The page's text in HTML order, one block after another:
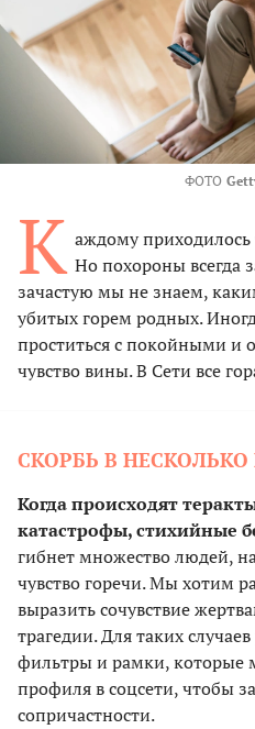
ФОТО
К аждому
Но похороны всегда
зачастую мы не знаем,
убитых горем родных.
проститься с покойными и
чувство вины. В Сети все
СКОРБЬ В
Когда происходят
катастрофы, стихийные
гибнет множество людей,
чувство горечи. Мы хотим
выразить сочувствие
трагедии. Для таких
фильтры и рамки, которые
профиля в соцсети, чтобы
сопричастности.